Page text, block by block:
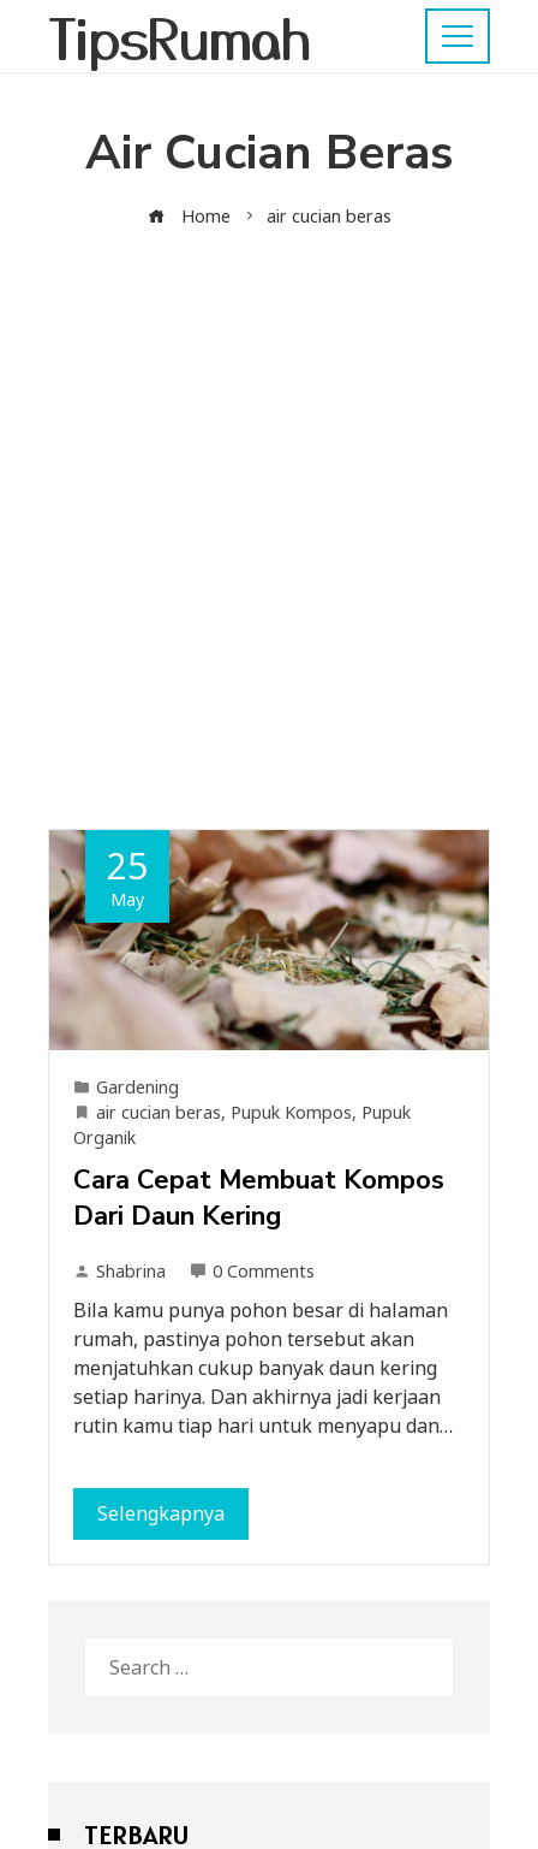
TipsRumah
Air Cucian Beras
Home air cucian beras
25
May
Gardening
air cucian beras, Pupuk Kompos, Pupuk
Organik
Cara Cepat Membuat Kompos
Dari Daun Kering
Shabrina 0 Comments
Bila kamu punya pohon besar di halaman
rumah, pastinya pohon tersebut akan
menjatuhkan cukup banyak daun kering
setiap harinya. Dan akhirnya jadi kerjaan
rutin kamu tiap hari untuk menyapu dan…
Selengkapnya
for:
TERBARU